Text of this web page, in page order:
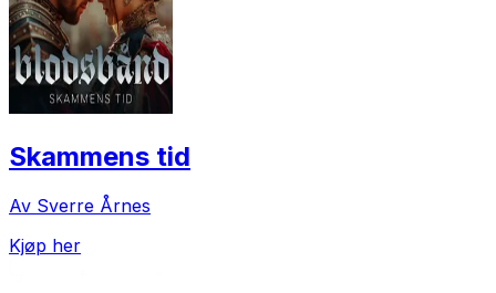
Skammens tid
Av Sverre Årnes
Kjøp her